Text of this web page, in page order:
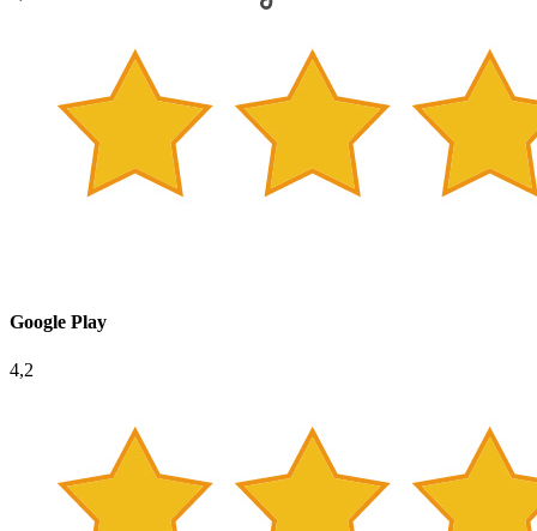
Google Play
4,2